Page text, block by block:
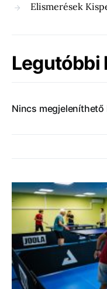
Elismerések
Legutóbbi
Nincs megjeleníthető